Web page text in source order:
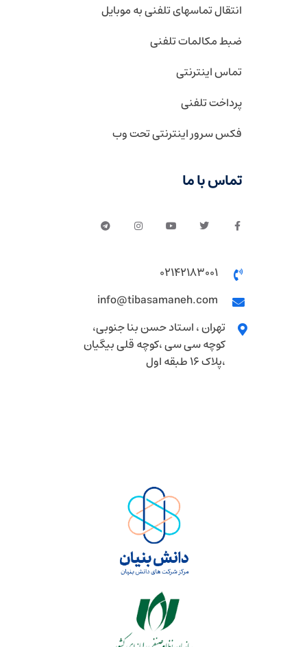
انتقال تماسهای تلفنی به موبایل
ضبط مکالمات تلفنی
تماس اینترنتی
پرداخت تلفنی
فکس سرور اینترنتی تحت وب
تماس با ما
02142183001
info@tibasamaneh.com
تهران ، استاد حسن بنا جنوبی،
کوچه سی سی ،کوچه قلی بیگیان
،پلاک 16 طبقه اول